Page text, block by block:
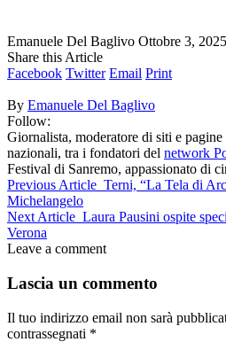
Emanuele Del Baglivo Ottobre 3, 2025
Share this Article
Facebook Twitter Email Print
By Emanuele Del Baglivo
Follow:
Giornalista, moderatore di siti e
nazionali, tra i fondatori del network
Festival di Sanremo, appassionato di
Previous Article Terni, “La Tela di
Michelangelo
Next Article Laura Pausini ospite
Verona
Leave a comment
Lascia un commento
Il tuo indirizzo email non sarà
contrassegnati *